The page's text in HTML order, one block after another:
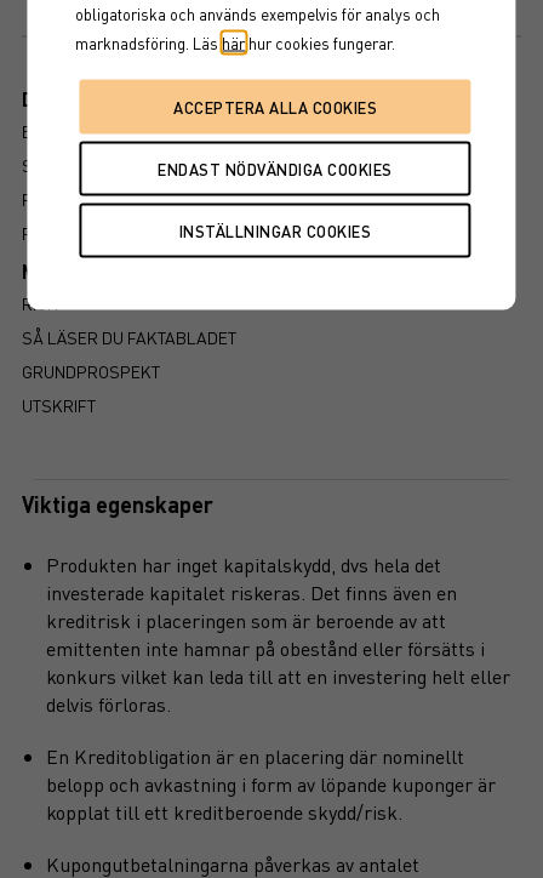
Årlig kupong om 8,10%, kvartalsvis utbetalning.
Dokument
BROSCHYR
SLUTLIGA VILLKOR
PROSPEKT
FAKTABLAD
Mer information om produkten
RISK
SÅ LÄSER DU FAKTABLADET
GRUNDPROSPEKT
UTSKRIFT
Viktiga egenskaper
Produkten har inget kapitalskydd, dvs hela det
investerade kapitalet riskeras. Det finns även en
kreditrisk i placeringen som är beroende av att
emittenten inte hamnar på obestånd eller försätts i
konkurs vilket kan leda till att en investering helt eller
delvis förloras.
En Kreditobligation är en placering där nominellt
belopp och avkastning i form av löpande kuponger är
kopplat till ett kreditberoende skydd/risk.
Kupongutbetalningarna påverkas av antalet
obligatoriska och används exempelvis för analys och
marknadsföring. Läs här hur cookies fungerar.